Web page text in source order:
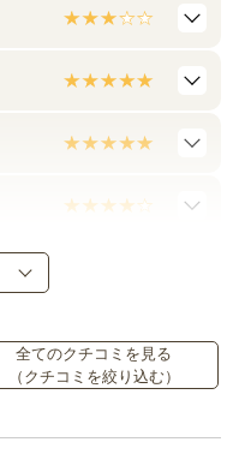
全てのクチコミを見る
（クチコミを絞り込む）